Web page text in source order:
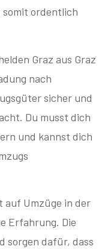
ordentlich
Graz aus Graz
nach
sicher und
Du musst dich
und kannst dich
auf Umzüge in der
Erfahrung. Die
sorgen dafür, dass